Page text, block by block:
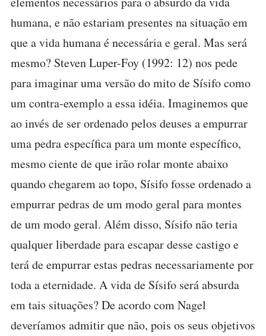
humana, e não estariam presentes na situação em
que a vida humana é necessária e geral. Mas será
mesmo? Steven Luper-Foy (1992: 12) nos pede
para imaginar uma versão do mito de Sísifo como
um contra-exemplo a essa idéia. Imaginemos que
ao invés de ser ordenado pelos deuses a empurrar
uma pedra específica para um monte específico,
mesmo ciente de que irão rolar monte abaixo
quando chegarem ao topo, Sísifo fosse ordenado a
empurrar pedras de um modo geral para montes
de um modo geral. Além disso, Sísifo não teria
qualquer liberdade para escapar desse castigo e
terá de empurrar estas pedras necessariamente por
toda a eternidade. A vida de Sísifo será absurda
em tais situações? De acordo com Nagel
deveríamos admitir que não, pois os seus objetivos